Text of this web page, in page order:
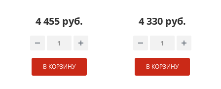
4 455 руб.
В КОРЗИНУ
4 330 руб.
В КОРЗИНУ